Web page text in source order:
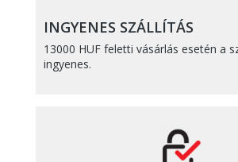
INGYENES SZÁLLÍTÁS
13000 HUF feletti vásárlás esetén a
ingyenes.